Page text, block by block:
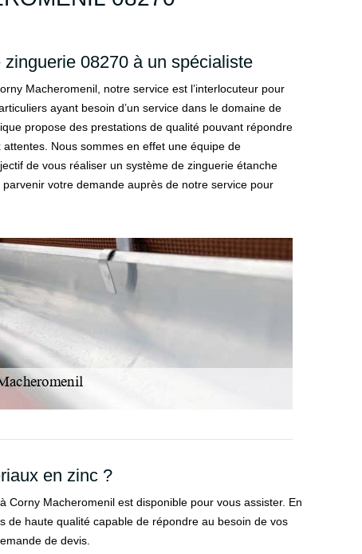
08270 à un spécialiste
Macheromenil, notre service est l’interlocuteur pour
ayant besoin d’un service dans le domaine de
propose des prestations de qualité pouvant répondre
Nous sommes en effet une équipe de
de vous réaliser un système de zinguerie étanche
parvenir votre demande auprès de notre service pour
en zinc ?
Macheromenil est disponible pour vous assister. En
haute qualité capable de répondre au besoin de vos
de devis.